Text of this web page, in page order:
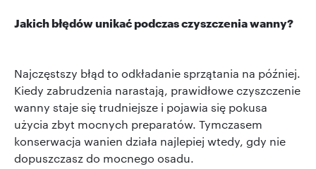
Jakich błędów unikać podczas czyszczenia wanny?
Najczęstszy błąd to odkładanie sprzątania na później.
Kiedy zabrudzenia narastają, prawidłowe czyszczenie
wanny staje się trudniejsze i pojawia się pokusa
użycia zbyt mocnych preparatów. Tymczasem
konserwacja wanien działa najlepiej wtedy, gdy nie
dopuszczasz do mocnego osadu.